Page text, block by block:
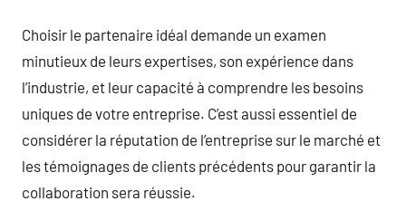
Choisir le partenaire idéal demande un examen
minutieux de leurs expertises, son expérience dans
l’industrie, et leur capacité à comprendre les besoins
uniques de votre entreprise. C’est aussi essentiel de
considérer la réputation de l’entreprise sur le marché et
les témoignages de clients précédents pour garantir la
collaboration sera réussie.